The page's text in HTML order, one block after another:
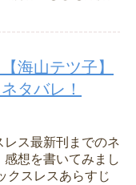
海山テツ子】
タバレ！
レス最新刊までのネ
感想を書いてみまし
クスレスあらすじ